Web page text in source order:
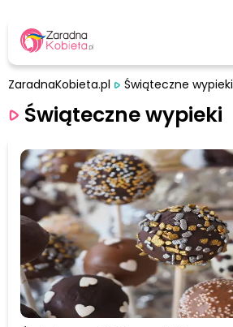
ZaradnaKobieta.pl Świąteczne wypieki
Świąteczne wypieki